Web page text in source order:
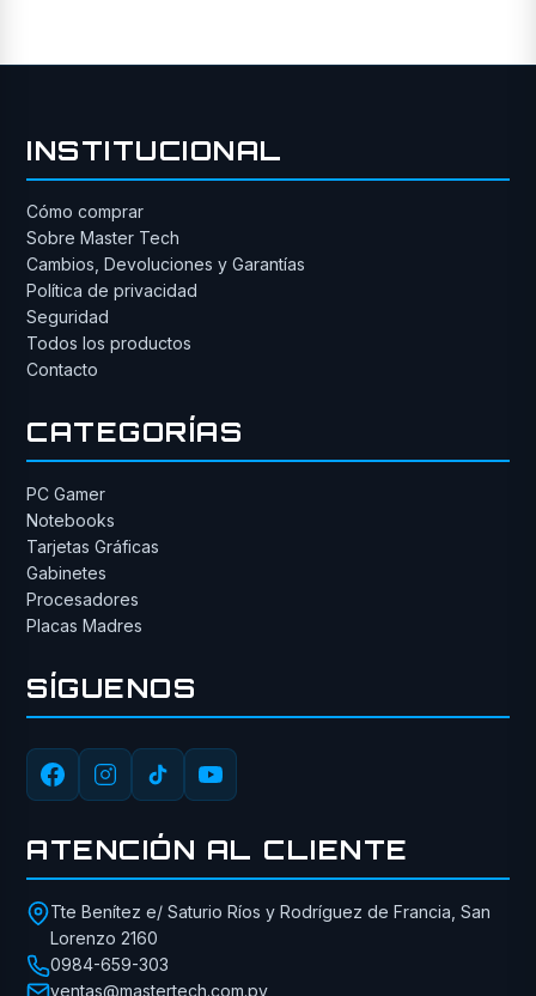
INSTITUCIONAL
Cómo comprar
Sobre Master Tech
Cambios, Devoluciones y Garantías
Política de privacidad
Seguridad
Todos los productos
Contacto
CATEGORÍAS
PC Gamer
Notebooks
Tarjetas Gráficas
Gabinetes
Procesadores
Placas Madres
SÍGUENOS
ATENCIÓN AL CLIENTE
Tte Benítez e/ Saturio Ríos y Rodríguez de Francia, San
Lorenzo 2160
0984-659-303
ventas@mastertech.com.py